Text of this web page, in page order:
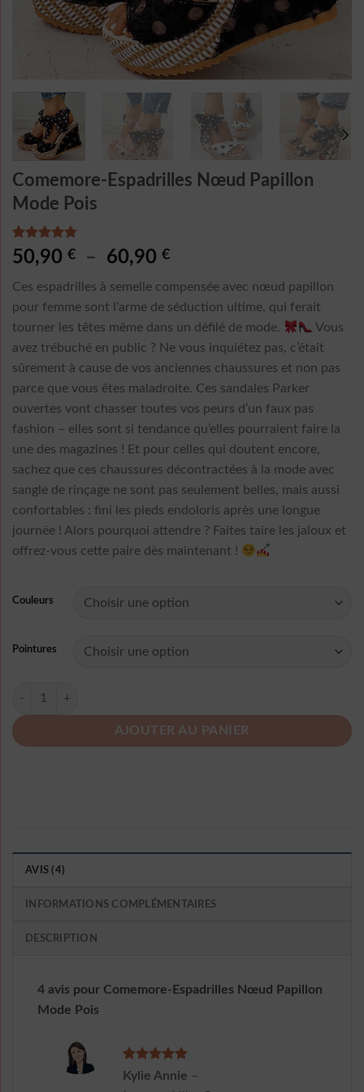
Comemore-Espadrilles Nœud Papillon
Mode Pois
Noté4.75
sur 5 basé
4
notations
client
50,90 € – 60,90 €Plage
prix :
50,90 €
à
60,90 €
Ces espadrilles à semelle compensée avec nœud papillon
pour femme sont l’arme de séduction ultime, qui ferait
tourner les têtes même dans un défilé de mode.
Vous
avez trébuché en public ? Ne vous inquiétez pas, c’était
sûrement à cause de vos anciennes chaussures et non pas
parce que vous êtes maladroite. Ces sandales Parker
ouvertes vont chasser toutes vos peurs d’un faux pas
fashion – elles sont si tendance qu’elles pourraient faire la
une des magazines ! Et pour celles qui doutent encore,
sachez que ces chaussures décontractées à la mode avec
sangle de rinçage ne sont pas seulement belles, mais aussi
confortables : fini les pieds endoloris après une longue
journée ! Alors pourquoi attendre ? Faites taire les jaloux et
offrez-vous cette paire dès maintenant !
Couleurs
Pointures
quantité de Comemore-Espadrilles Nœud Papillon Mode Pois
AJOUTER AU PANIER
AVIS (4)
INFORMATIONS COMPLÉMENTAIRES
DESCRIPTION
4 avis pour Comemore-Espadrilles Nœud Papillon
Mode Pois
Note 5sur
Kylie Annie –